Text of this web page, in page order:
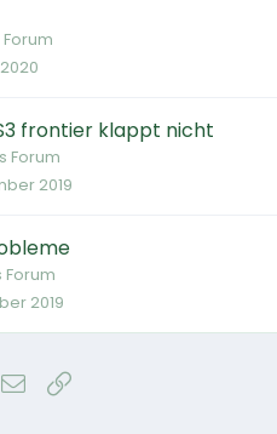
frontier klappt nicht
Forum
2019
2019
E-Mail